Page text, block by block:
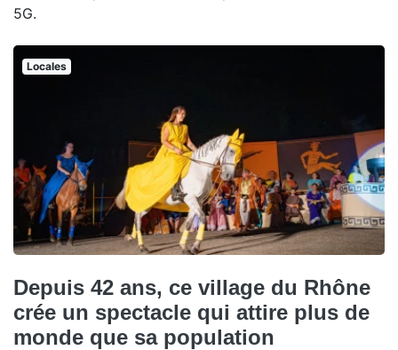
5G.
Locales
Depuis 42 ans, ce village du Rhône
crée un spectacle qui attire plus de
monde que sa population